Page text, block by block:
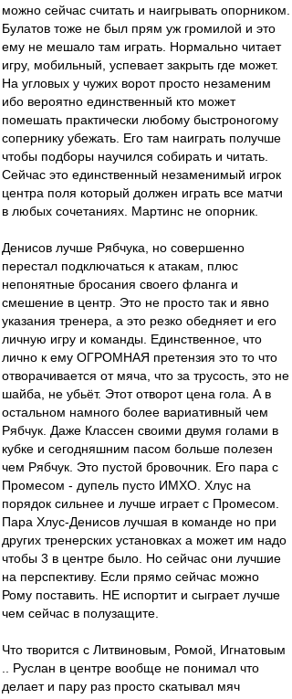
можно сейчас считать и наигрывать опорником.
Булатов тоже не был прям уж громилой и это
ему не мешало там играть. Нормально читает
игру, мобильный, успевает закрыть где может.
На угловых у чужих ворот просто незаменим
ибо вероятно единственный кто может
помешать практически любому быстроногому
сопернику убежать. Его там наиграть получше
чтобы подборы научился собирать и читать.
Сейчас это единственный незаменимый игрок
центра поля который должен играть все матчи
в любых сочетаниях. Мартинс не опорник.
Денисов лучше Рябчука, но совершенно
перестал подключаться к атакам, плюс
непонятные бросания своего фланга и
смешение в центр. Это не просто так и явно
указания тренера, а это резко обедняет и его
личную игру и команды. Единственное, что
лично к ему ОГРОМНАЯ претензия это то что
отворачивается от мяча, что за трусость, это не
шайба, не убьёт. Этот отворот цена гола. А в
остальном намного более вариативный чем
Рябчук. Даже Классен своими двумя голами в
кубке и сегодняшним пасом больше полезен
чем Рябчук. Это пустой бровочник. Его пара с
Промесом - дупель пусто ИМХО. Хлус на
порядок сильнее и лучше играет с Промесом.
Пара Хлус-Денисов лучшая в команде но при
других тренерских установках а может им надо
чтобы 3 в центре было. Но сейчас они лучшие
на перспективу. Если прямо сейчас можно
Рому поставить. НЕ испортит и сыграет лучше
чем сейчас в полузащите.
Что творится с Литвиновым, Ромой, Игнатовым
.. Руслан в центре вообще не понимал что
делает и пару раз просто скатывал мяч